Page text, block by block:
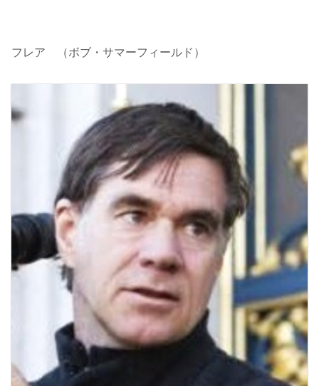
フレア （ボブ・サマーフィールド）